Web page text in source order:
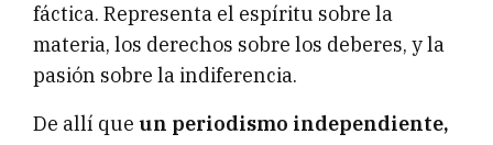
fáctica. Representa el espíritu sobre la
materia, los derechos sobre los deberes, y la
pasión sobre la indiferencia.
De allí que un periodismo independiente,